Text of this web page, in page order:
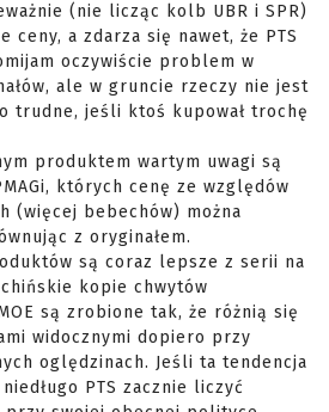
(nie licząc kolb UBR i SPR)
ceny, a zdarza się nawet, że PTS
oczywiście problem w
ale w gruncie rzeczy nie jest
trudne, jeśli ktoś kupował trochę
produktem wartym uwagi są
których cenę ze względów
(więcej bebechów) można
z oryginałem.
są coraz lepsze z serii na
kopie chwytów
są zrobione tak, że różnią się
widocznymi dopiero przy
oględzinach. Jeśli ta tendencja
PTS zacznie liczyć